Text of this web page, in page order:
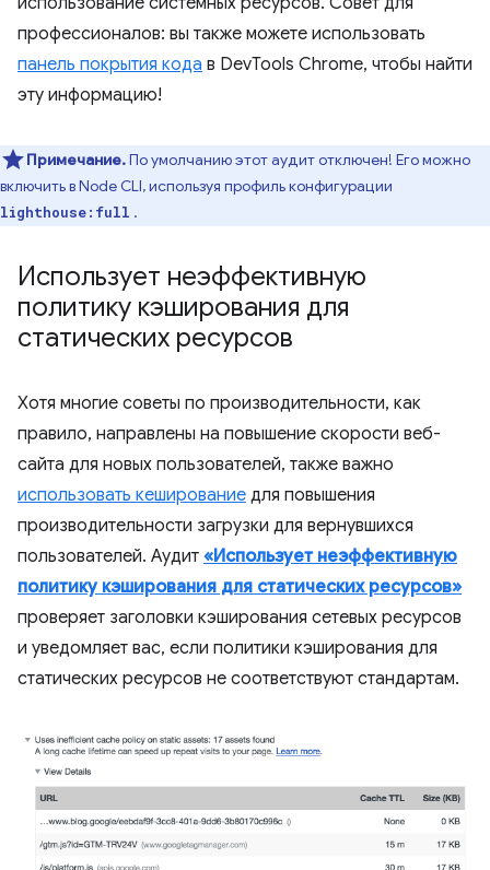
профессионалов: вы также можете использовать
панель покрытия кода в DevTools Chrome, чтобы найти
эту информацию!
Примечание.По умолчанию этот аудит отключен! Его можно
включить в Node CLI, используя профиль конфигурации
lighthouse:full .
Использует неэффективную
политику кэширования для
статических ресурсов
Хотя многие советы по производительности, как
правило, направлены на повышение скорости веб-
сайта для новых пользователей, также важно
использовать кеширование для повышения
производительности загрузки для вернувшихся
пользователей. Аудит «Использует неэффективную
политику кэширования для статических ресурсов»
проверяет заголовки кэширования сетевых ресурсов
и уведомляет вас, если политики кэширования для
статических ресурсов не соответствуют стандартам.